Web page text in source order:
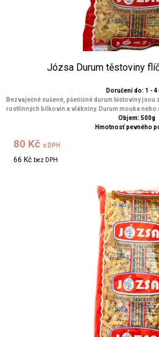
Józsa Durum těstoviny
Doručení do: 1 - 4
Bezvaječné sušené, pšeničné durum těstoviny jsou
rostlinných bílkovin a vlákniny. Durum mouka nebo
Objem: 500g
Hmotnosť pevného
80 Kč s DPH
66 Kč bez DPH